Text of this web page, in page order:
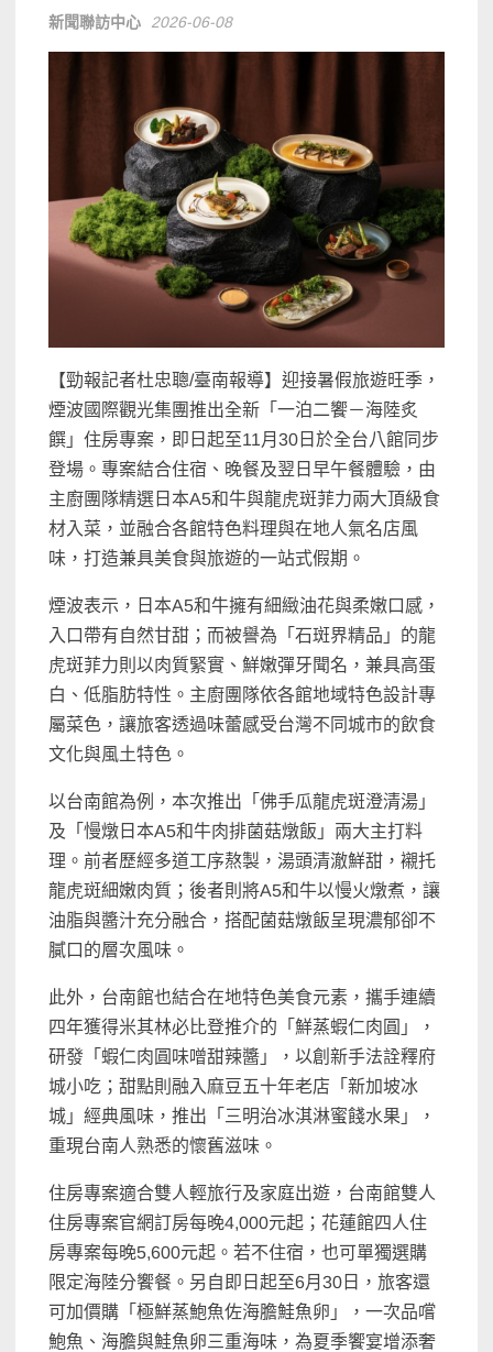
新聞聯訪中心 2026-06-08
【勁報記者杜忠聰/臺南報導】迎接暑假旅遊旺季，
煙波國際觀光集團推出全新「一泊二饗－海陸炙
饌」住房專案，即日起至11月30日於全台八館同步
登場。專案結合住宿、晚餐及翌日早午餐體驗，由
主廚團隊精選日本A5和牛與龍虎斑菲力兩大頂級食
材入菜，並融合各館特色料理與在地人氣名店風
味，打造兼具美食與旅遊的一站式假期。
煙波表示，日本A5和牛擁有細緻油花與柔嫩口感，
入口帶有自然甘甜；而被譽為「石斑界精品」的龍
虎斑菲力則以肉質緊實、鮮嫩彈牙聞名，兼具高蛋
白、低脂肪特性。主廚團隊依各館地域特色設計專
屬菜色，讓旅客透過味蕾感受台灣不同城市的飲食
文化與風土特色。
以台南館為例，本次推出「佛手瓜龍虎斑澄清湯」
及「慢燉日本A5和牛肉排菌菇燉飯」兩大主打料
理。前者歷經多道工序熬製，湯頭清澈鮮甜，襯托
龍虎斑細嫩肉質；後者則將A5和牛以慢火燉煮，讓
油脂與醬汁充分融合，搭配菌菇燉飯呈現濃郁卻不
膩口的層次風味。
此外，台南館也結合在地特色美食元素，攜手連續
四年獲得米其林必比登推介的「鮮蒸蝦仁肉圓」，
研發「蝦仁肉圓味噌甜辣醬」，以創新手法詮釋府
城小吃；甜點則融入麻豆五十年老店「新加坡冰
城」經典風味，推出「三明治冰淇淋蜜餞水果」，
重現台南人熟悉的懷舊滋味。
住房專案適合雙人輕旅行及家庭出遊，台南館雙人
住房專案官網訂房每晚4,000元起；花蓮館四人住
房專案每晚5,600元起。若不住宿，也可單獨選購
限定海陸分饗餐。另自即日起至6月30日，旅客還
可加價購「極鮮蒸鮑魚佐海膽鮭魚卵」，一次品嚐
鮑魚、海膽與鮭魚卵三重海味，為夏季饗宴增添奢